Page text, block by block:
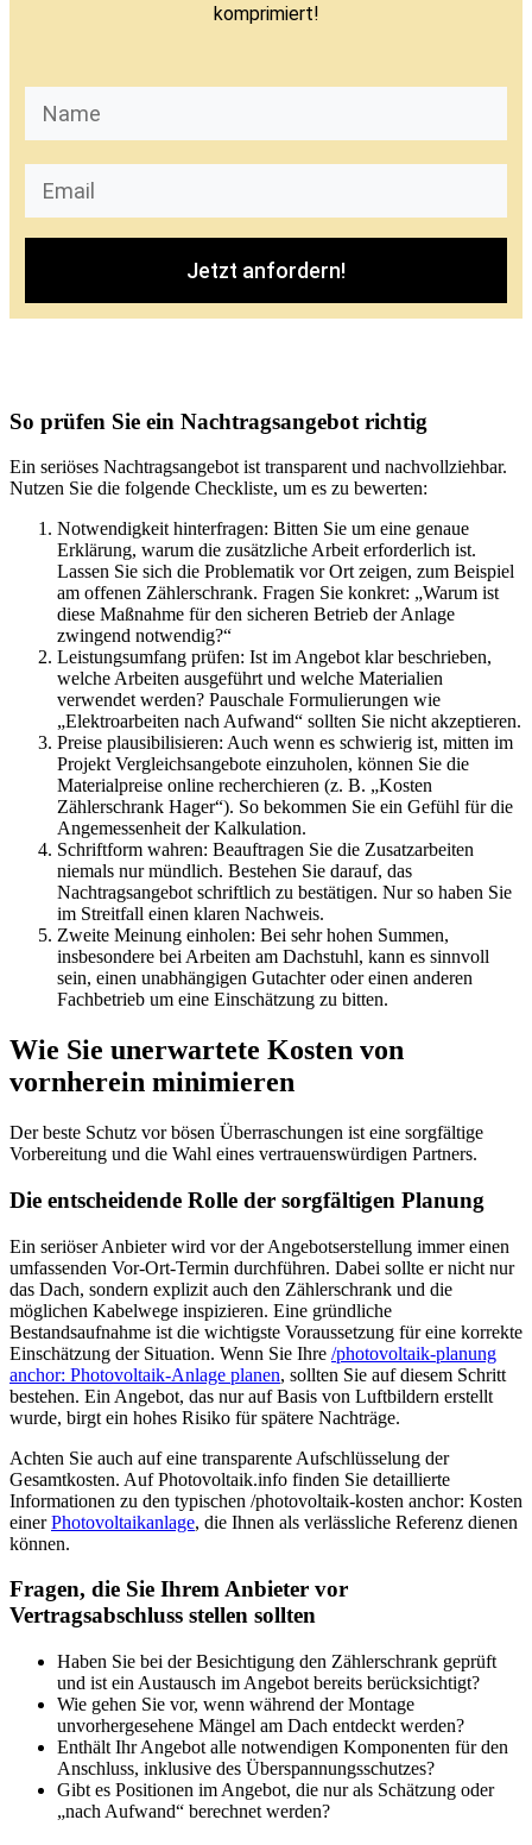
komprimiert!
Jetzt anfordern!
So prüfen Sie ein Nachtragsangebot richtig
Ein seriöses Nachtragsangebot ist transparent und nachvollziehbar.
Nutzen Sie die folgende Checkliste, um es zu bewerten:
Notwendigkeit hinterfragen: Bitten Sie um eine genaue
Erklärung, warum die zusätzliche Arbeit erforderlich ist.
Lassen Sie sich die Problematik vor Ort zeigen, zum Beispiel
am offenen Zählerschrank. Fragen Sie konkret: „Warum ist
diese Maßnahme für den sicheren Betrieb der Anlage
zwingend notwendig?“
Leistungsumfang prüfen: Ist im Angebot klar beschrieben,
welche Arbeiten ausgeführt und welche Materialien
verwendet werden? Pauschale Formulierungen wie
„Elektroarbeiten nach Aufwand“ sollten Sie nicht akzeptieren.
Preise plausibilisieren: Auch wenn es schwierig ist, mitten im
Projekt Vergleichsangebote einzuholen, können Sie die
Materialpreise online recherchieren (z. B. „Kosten
Zählerschrank Hager“). So bekommen Sie ein Gefühl für die
Angemessenheit der Kalkulation.
Schriftform wahren: Beauftragen Sie die Zusatzarbeiten
niemals nur mündlich. Bestehen Sie darauf, das
Nachtragsangebot schriftlich zu bestätigen. Nur so haben Sie
im Streitfall einen klaren Nachweis.
Zweite Meinung einholen: Bei sehr hohen Summen,
insbesondere bei Arbeiten am Dachstuhl, kann es sinnvoll
sein, einen unabhängigen Gutachter oder einen anderen
Fachbetrieb um eine Einschätzung zu bitten.
Wie Sie unerwartete Kosten von
vornherein minimieren
Der beste Schutz vor bösen Überraschungen ist eine sorgfältige
Vorbereitung und die Wahl eines vertrauenswürdigen Partners.
Die entscheidende Rolle der sorgfältigen Planung
Ein seriöser Anbieter wird vor der Angebotserstellung immer einen
umfassenden Vor-Ort-Termin durchführen. Dabei sollte er nicht nur
das Dach, sondern explizit auch den Zählerschrank und die
möglichen Kabelwege inspizieren. Eine gründliche
Bestandsaufnahme ist die wichtigste Voraussetzung für eine korrekte
Einschätzung der Situation. Wenn Sie Ihre /photovoltaik-planung
anchor: Photovoltaik-Anlage planen, sollten Sie auf diesem Schritt
bestehen. Ein Angebot, das nur auf Basis von Luftbildern erstellt
wurde, birgt ein hohes Risiko für spätere Nachträge.
Achten Sie auch auf eine transparente Aufschlüsselung der
Gesamtkosten. Auf Photovoltaik.info finden Sie detaillierte
Informationen zu den typischen /photovoltaik-kosten anchor: Kosten
einerPhotovoltaikanlage, die Ihnen als verlässliche Referenz dienen
können.
Fragen, die Sie Ihrem Anbieter vor
Vertragsabschluss stellen sollten
Haben Sie bei der Besichtigung den Zählerschrank geprüft
und ist ein Austausch im Angebot bereits berücksichtigt?
Wie gehen Sie vor, wenn während der Montage
unvorhergesehene Mängel am Dach entdeckt werden?
Enthält Ihr Angebot alle notwendigen Komponenten für den
Anschluss, inklusive des Überspannungsschutzes?
Gibt es Positionen im Angebot, die nur als Schätzung oder
„nach Aufwand“ berechnet werden?